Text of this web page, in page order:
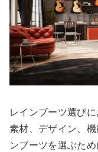
レインブーツ選び
素材、デザイン、
ンブーツを選ぶた